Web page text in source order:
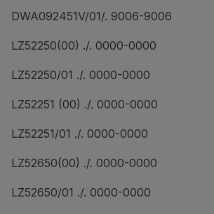
DWA092451V/01/. 9006-9006
LZ52250(00) ./. 0000-0000
LZ52250/01 ./. 0000-0000
LZ52251 (00) ./. 0000-0000
LZ52251/01 ./. 0000-0000
LZ52650(00) ./. 0000-0000
LZ52650/01 ./. 0000-0000